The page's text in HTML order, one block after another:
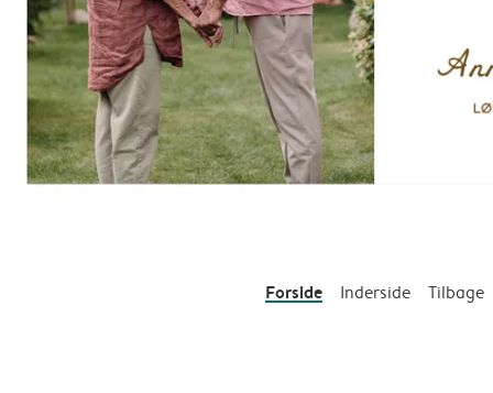
Forside Inderside Tilbage